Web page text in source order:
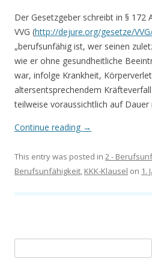
Der Gesetzgeber schreibt in § 172
VVG (http://dejure.org/gesetze/
„berufsunfähig ist, wer seinen
wie er ohne gesundheitliche
war, infolge Krankheit,
altersentsprechendem
teilweise voraussichtlich auf Dauer
Continue reading →
This entry was posted in 2 -
Berufsunfähigkeit, KKK-Klausel on 1.
nach: